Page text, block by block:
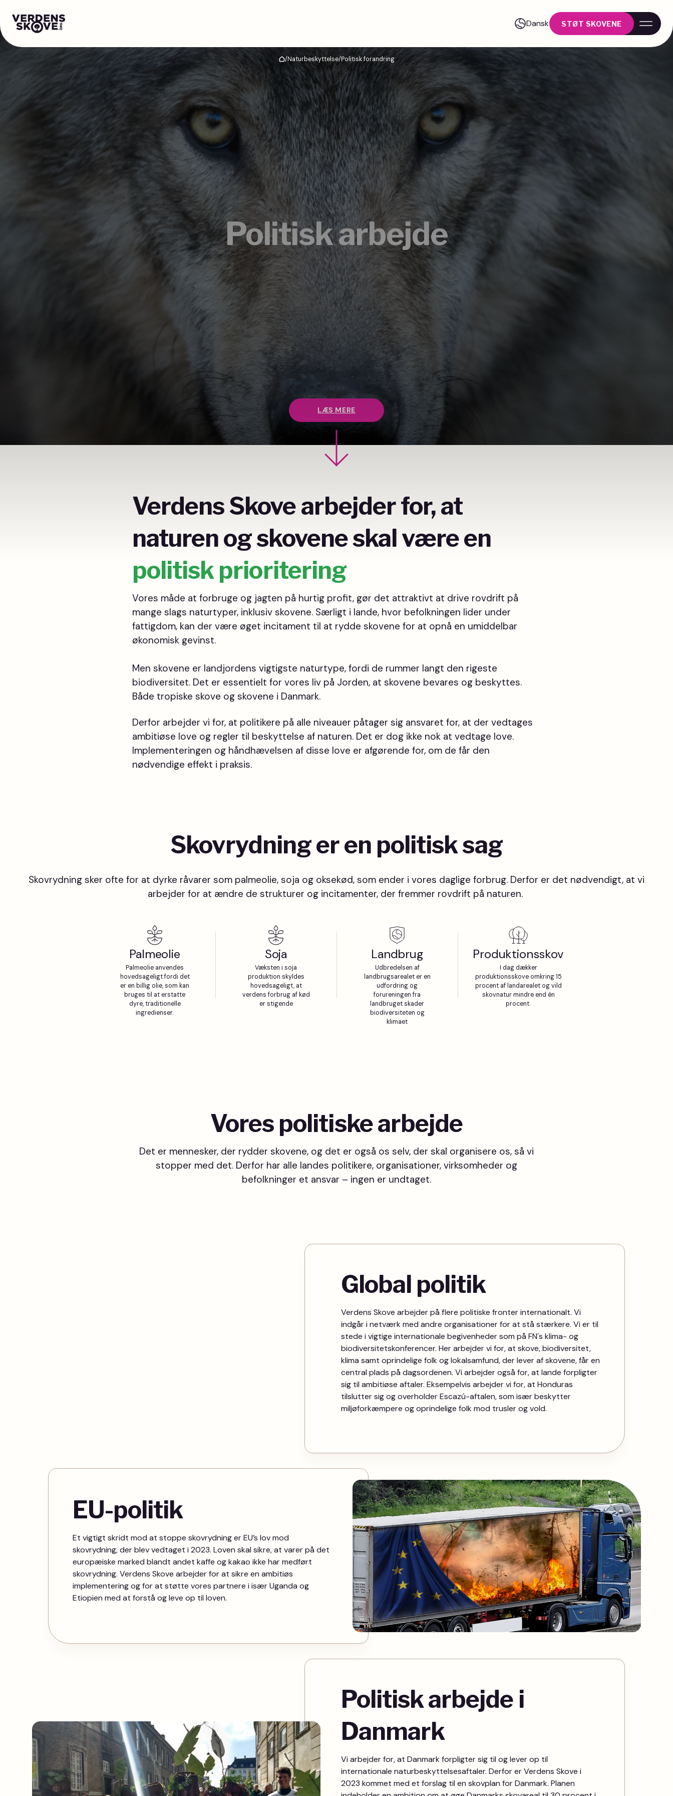
Dansk STØT SKOVENE
Hjem/Naturbeskyttelse/Politisk forandring
Politisk arbejde
LÆS MERE
Verdens Skove arbejder for, at
naturen og skovene skal være en
politisk prioritering
Vores måde at forbruge og jagten på hurtig profit, gør det attraktivt at drive rovdrift på
mange slags naturtyper, inklusiv skovene. Særligt i lande, hvor befolkningen lider under
fattigdom, kan der være øget incitament til at rydde skovene for at opnå en umiddelbar
økonomisk gevinst.
Men skovene er landjordens vigtigste naturtype, fordi de rummer langt den rigeste
biodiversitet. Det er essentielt for vores liv på Jorden, at skovene bevares og beskyttes.
Både tropiske skove og skovene i Danmark.
Derfor arbejder vi for, at politikere på alle niveauer påtager sig ansvaret for, at der vedtages
ambitiøse love og regler til beskyttelse af naturen. Det er dog ikke nok at vedtage love.
Implementeringen og håndhævelsen af disse love er afgørende for, om de får den
nødvendige effekt i praksis.
Skovrydning er en politisk sag
Skovrydning sker ofte for at dyrke råvarer som palmeolie, soja og oksekød, som ender i vores daglige forbrug. Derfor er det nødvendigt, at vi
arbejder for at ændre de strukturer og incitamenter, der fremmer rovdrift på naturen.
Palmeolie
Palmeolie anvendes
hovedsageligt fordi det
er en billig olie, som kan
bruges til at erstatte
dyre, traditionelle
ingredienser.
Soja
Væksten i soja
produktion skyldes
hovedsageligt, at
verdens forbrug af kød
er stigende
Landbrug
Udbredelsen af
landbrugsarealet er en
udfordring og
forureningen fra
landbruget skader
biodiversiteten og
klimaet
Produktionsskov
I dag dækker
produktionsskove omkring 15
procent af landarealet og vild
skovnatur mindre end én
procent.
Vores politiske arbejde
Det er mennesker, der rydder skovene, og det er også os selv, der skal organisere os, så vi
stopper med det. Derfor har alle landes politikere, organisationer, virksomheder og
befolkninger et ansvar – ingen er undtaget.
Global politik
Verdens Skove arbejder på flere politiske fronter internationalt. Vi
indgår i netværk med andre organisationer for at stå stærkere. Vi er til
stede i vigtige internationale begivenheder som på FN´s klima- og
biodiversitetskonferencer. Her arbejder vi for, at skove, biodiversitet,
klima samt oprindelige folk og lokalsamfund, der lever af skovene, får en
central plads på dagsordenen. Vi arbejder også for, at lande forpligter
sig til ambitiøse aftaler. Eksempelvis arbejder vi for, at Honduras
tilslutter sig og overholder Escazú-aftalen, som især beskytter
miljøforkæmpere og oprindelige folk mod trusler og vold.
EU-politik
Et vigtigt skridt mod at stoppe skovrydning er EU’s lov mod
skovrydning, der blev vedtaget i 2023. Loven skal sikre, at varer på det
europæiske marked blandt andet kaffe og kakao ikke har medført
skovrydning. Verdens Skove arbejder for at sikre en ambitiøs
implementering og for at støtte vores partnere i især Uganda og
Etiopien med at forstå og leve op til loven.
Politisk arbejde i
Danmark
Vi arbejder for, at Danmark forpligter sig til og lever op til
internationale naturbeskyttelsesaftaler. Derfor er Verdens Skove i
2023 kommet med et forslag til en skovplan for Danmark. Planen